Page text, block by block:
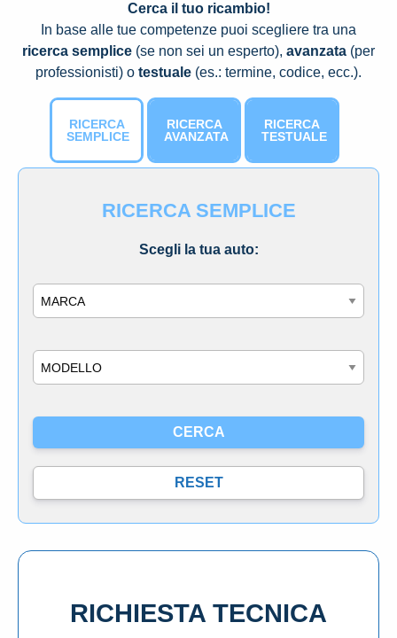
Cerca il tuo ricambio!
In base alle tue competenze puoi scegliere tra una
ricerca semplice (se non sei un esperto), avanzata (per
professionisti) o testuale (es.: termine, codice, ecc.).
RICERCA
SEMPLICE
RICERCA
AVANZATA
RICERCA
TESTUALE
RICERCA SEMPLICE
Scegli la tua auto:
RICHIESTA TECNICA